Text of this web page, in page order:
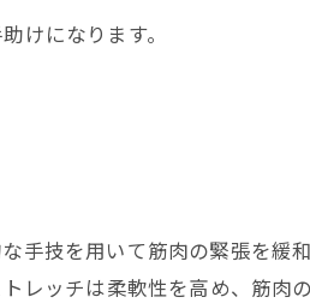
けになります。
手技を用いて筋肉の緊張を緩
レッチは柔軟性を高め、筋肉